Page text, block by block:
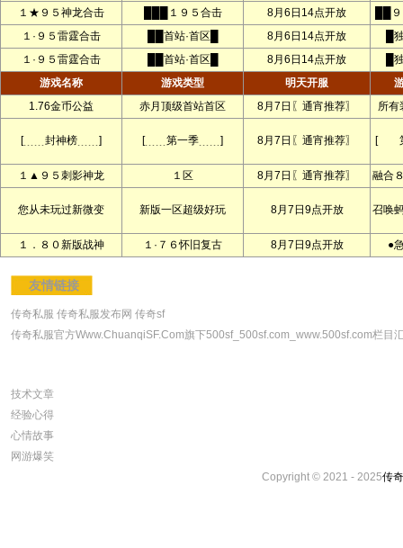
１★９５神龙合击
███１９５合击 8月6日14点开放
██
１·９５雷霆合击
██首站·首区█ 8月6日14点开放
█
１·９５雷霆合击
██首站·首区█ 8月6日14点开放
█
游戏名称
游戏类型 明天开服
1.76金币公益
赤月顶级首站首区 8月7日〖通宵推荐〗 所有
[﹍﹍封神榜﹍﹍] [﹍﹍第一季﹍﹍] 8月7日〖通宵推荐〗 [
１▲９５刺影神龙 １区 8月7日〖通宵推荐〗 融合
您从未玩过新微变 新版一区超级好玩 8月7日9点开放 召唤
１．８０新版战神 １·７６怀旧复古 8月7日9点开放 ●
友情链接
传奇私服 传奇私服发布网 传奇sf
传奇私服官方Www.ChuanqiSF.Com旗下500sf_500sf.com_www.500sf.com栏
技术文章
经验心得
心情故事
网游爆笑
Copyright © 2021 - 2025传